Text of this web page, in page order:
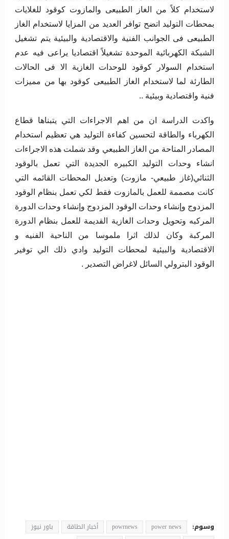
لاستخدام كلاً من الغاز الطبيعى والمازوت كوقود للغلايات
بمحطات التوليد اتضح توافر العديد من المزايا لاستخدام الغاز
الطبيعى فى الجوانب الفنية والاقتصادية والبيئية يتم تشغيل
الشبكة الكهربائية الموحدة تشغيلاً اقتصاديا يراعى فيه عدم
استخدام السولار كوقود للوحدات الغازية الا فى الحالات
الطارئة لما لاستخدام الغاز الطبيعى كوقود بها من مميزات
فنية واقتصادية وبيئية ..
واكدت الدراسة ان من اهم الاجراءات التي يتبناها قطاع
الكهرباء والطاقة لتحسين كفاءة التوليد هي تعظيم استخدام
المصادر المتاحة من الغاز الطبيعي وقد شملت هذه الاجراءات
انشاء وحدات التوليد الكبيره الجديدة التي تعمل بالوقود
الثنائي(غاز طبيعي- مازوت) وتعديل المحطات القائمه التي
كانت مصممة للعمل بالمازوت فقط لكي تعمل بنظام الوقود
المزدوج وإنشاء وحدات الوقود المزدوج وإنشاء وحدات الدورة
المركبه وتحويل وحدات الغازية القديمة للعمل بنظام الدورة
المركبة وكان لذلك اثرا ملموسا من الناحية الفنيه و
الاقتصادية والبيئية لمحطات التوليد وادي ذلك الي توفير
الوقود البترولي السائل لاغراض التصدير .
وسوم: power news
powrnews أخبار الطاقة
باور نيوز